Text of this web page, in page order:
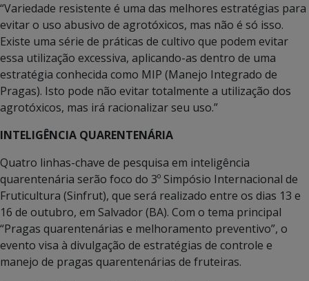
“Variedade resistente é uma das melhores estratégias para
evitar o uso abusivo de agrotóxicos, mas não é só isso.
Existe uma série de práticas de cultivo que podem evitar
essa utilização excessiva, aplicando-as dentro de uma
estratégia conhecida como MIP (Manejo Integrado de
Pragas). Isto pode não evitar totalmente a utilização dos
agrotóxicos, mas irá racionalizar seu uso.”
INTELIGÊNCIA QUARENTENÁRIA
Quatro linhas-chave de pesquisa em inteligência
quarentenária serão foco do 3º Simpósio Internacional de
Fruticultura (Sinfrut), que será realizado entre os dias 13 e
16 de outubro, em Salvador (BA). Com o tema principal
“Pragas quarentenárias e melhoramento preventivo”, o
evento visa à divulgação de estratégias de controle e
manejo de pragas quarentenárias de fruteiras.